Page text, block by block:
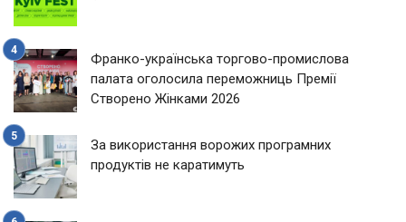
Франко-українська торгово-промислова
палата оголосила переможниць Премії
Створено Жінками 2026
За використання ворожих програмних
продуктів не каратимуть